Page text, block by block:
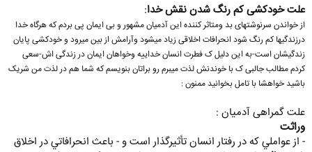
علت خودکشی کم رنگ شدن نقش خدا:
از خواندن سرنوشتهای بد ومتاثر کننده این آدمیان مشهور و بی ایمان پی بردم که هرگاه خدا
درزندگیها کم رنگ شود انحرافات اخلاقی زیاد میشود وآرامش از بین میرود و خودکشی پایان
زندگیشان است-به این دلیل ک فطرت انسان خداییه وخواهان ایمان در زندگی اش-سعی
کردم مطالب جالبی ک با خوندنش لذت میبرم رو براتان بنویسم که شما هم در لذت من شریک
باشید خواهشا با تامل بخوانید ممنون :
علت گمراهی آدمیان :
وراثت
- از عواملي که در رفتار انسان تأثيرگذار است و - باعث انحرافاتي در اخلاق